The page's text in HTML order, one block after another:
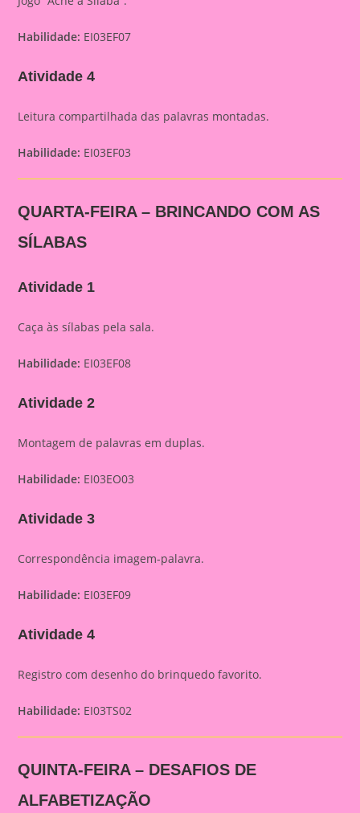
Habilidade: EI03EF07
Atividade 4
Leitura compartilhada das palavras montadas.
Habilidade: EI03EF03
QUARTA-FEIRA – BRINCANDO COM AS
SÍLABAS
Atividade 1
Caça às sílabas pela sala.
Habilidade: EI03EF08
Atividade 2
Montagem de palavras em duplas.
Habilidade: EI03EO03
Atividade 3
Correspondência imagem-palavra.
Habilidade: EI03EF09
Atividade 4
Registro com desenho do brinquedo favorito.
Habilidade: EI03TS02
QUINTA-FEIRA – DESAFIOS DE
ALFABETIZAÇÃO